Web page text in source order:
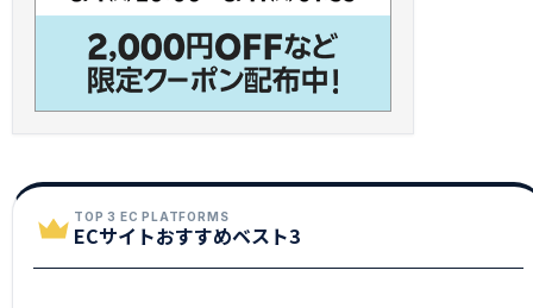
TOP 3 EC PLATFORMS
ECサイトおすすめベスト3